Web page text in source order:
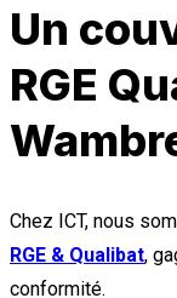
Un
RGE
Chez ICT, nous
RGE & Qualibat,
conformité.